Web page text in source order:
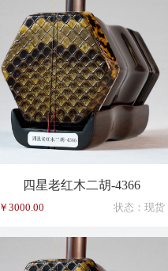
四星老红木二胡-4366
￥3000.00 状态：现货